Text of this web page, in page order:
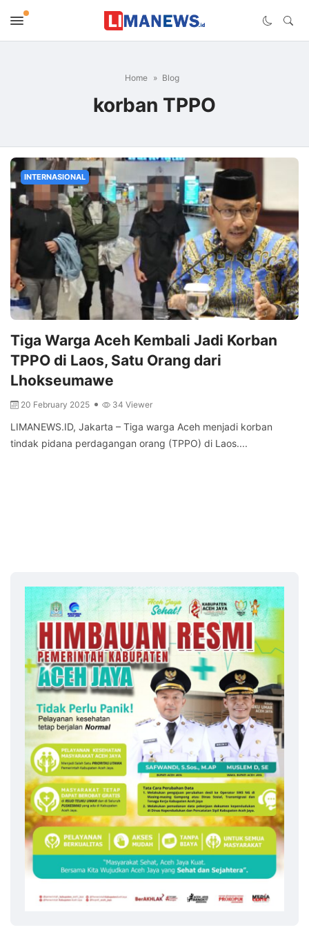
Home Blog
korban TPPO
INTERNASIONAL
Tiga Warga Aceh Kembali Jadi Korban
TPPO di Laos, Satu Orang dari
Lhokseumawe
20 February 2025 34 Viewer
LIMANEWS.ID, Jakarta – Tiga warga Aceh menjadi korban
tindak pidana perdagangan orang (TPPO) di Laos....